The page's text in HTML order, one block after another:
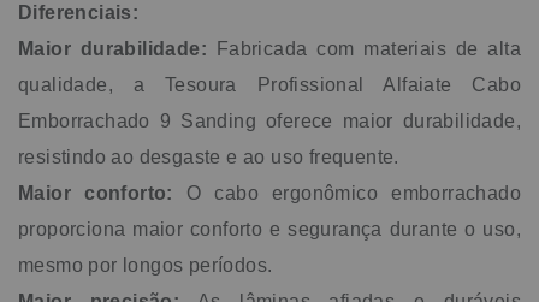
Diferenciais:
Maior durabilidade: Fabricada com materiais de alta
qualidade, a Tesoura Profissional Alfaiate Cabo
Emborrachado 9 Sanding oferece maior durabilidade,
resistindo ao desgaste e ao uso frequente.
Maior conforto:
O cabo ergonômico emborrachado
proporciona maior conforto e segurança durante o uso,
mesmo por longos períodos.